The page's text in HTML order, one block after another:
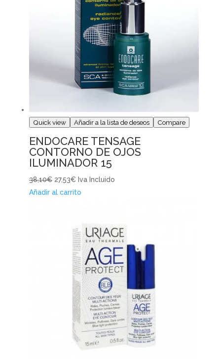
Quick view Añadir a la lista de deseos Compare
ENDOCARE TENSAGE
CONTORNO DE OJOS
ILUMINADOR 15
38,10€ 27,53€ Iva Incluido
Añadir al carrito